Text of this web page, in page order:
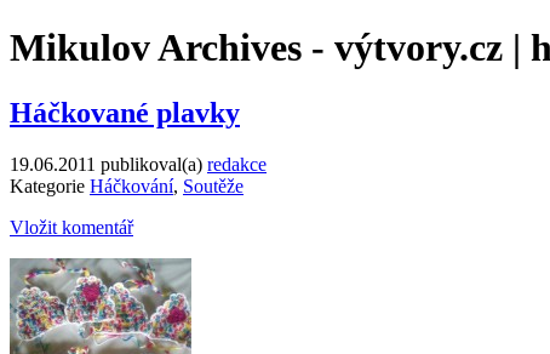
Mikulov Archives - výtvory.cz |
Háčkované plavky
19.06.2011 publikoval(a) redakce
Kategorie Háčkování, Soutěže
Vložit komentář